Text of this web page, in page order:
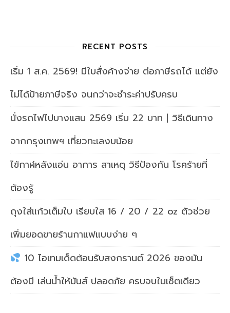
RECENT POSTS
เริ่ม 1 ส.ค. 2569! มีใบสั่งค้างจ่าย ต่อภาษีรถได้ แต่ยัง
ไม่ได้ป้ายภาษีจริง จนกว่าจะชำระค่าปรับครบ
นั่งรถไฟไปบางแสน 2569 เริ่ม 22 บาท | วิธีเดินทาง
จากกรุงเทพฯ เที่ยวทะเลงบน้อย
ไข้กาฬหลังแอ่น อาการ สาเหตุ วิธีป้องกัน โรคร้ายที่
ต้องรู้
ถุงใส่แก้วเต็มใบ เรียบใส 16 / 20 / 22 oz ตัวช่วย
เพิ่มยอดขายร้านกาแฟแบบง่าย ๆ
10 ไอเทมเด็ดต้อนรับสงกรานต์ 2026 ของมัน
ต้องมี เล่นน้ำให้มันส์ ปลอดภัย ครบจบในเซ็ตเดียว